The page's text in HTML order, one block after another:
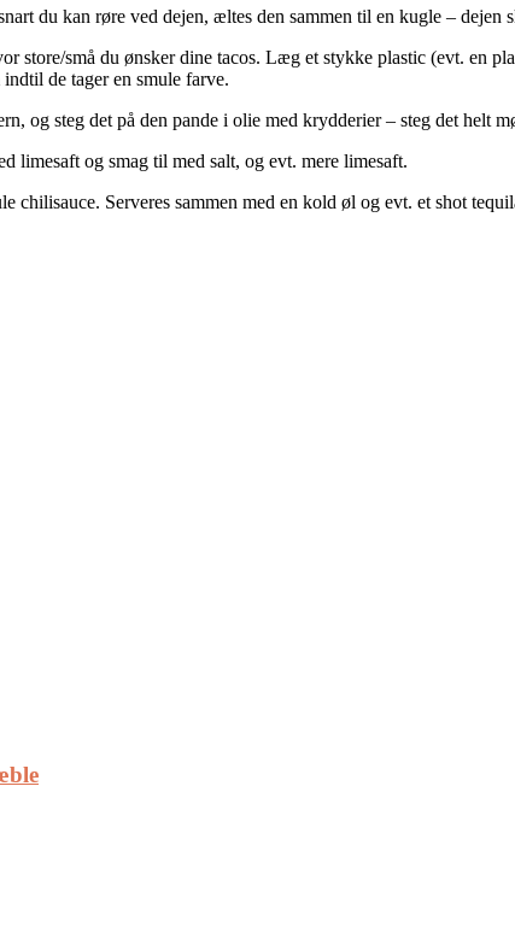
du kan røre ved dejen, æltes den sammen til en kugle –
store/små du ønsker dine tacos. Læg et stykke plastic (evt. en
de tager en smule farve.
og steg det på den pande i olie med krydderier – steg det helt
limesaft og smag til med salt, og evt. mere limesaft.
chilisauce. Serveres sammen med en kold øl og evt. et shot